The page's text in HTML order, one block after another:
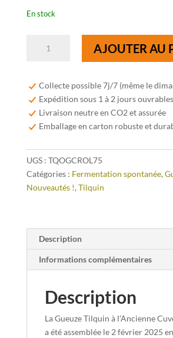
En stock
Oude
Gueuze
Tilquin
Cuvée
Crolet
75cl
AJOUTER AU
Collecte possible 7j/7 (même le
Expédition sous 1 à 2 jours ouvrables
Livraison neutre en CO2 et assurée
Emballage en carton robuste et
UGS : TQOGCROL75
Catégories : Fermentation spontanée,
Nouveautés !, Tilquin
Description
Informations complémentaires
Description
La Gueuze Tilquin à l’Ancienne
a été assemblée le 2 février 2025